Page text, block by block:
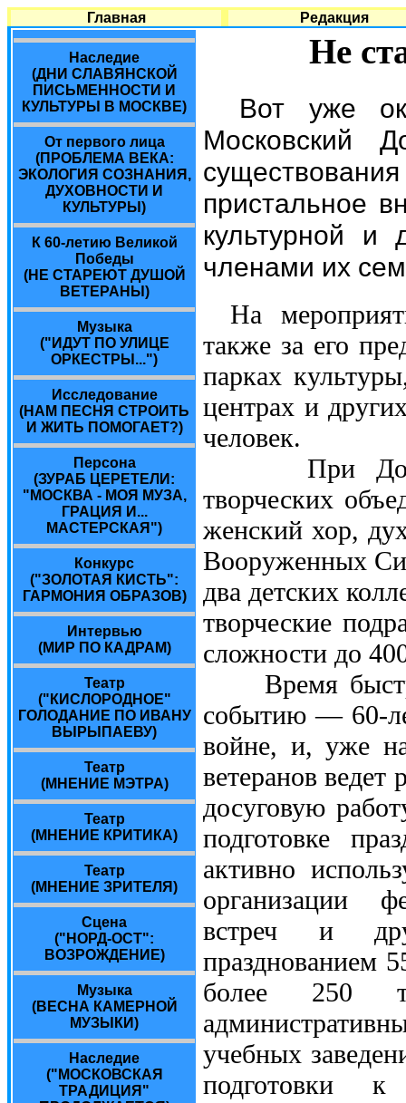
Главная Редакция
Наследие
(ДНИ СЛАВЯНСКОЙ
ПИСЬМЕННОСТИ И
КУЛЬТУРЫ В МОСКВЕ)
От первого лица
(ПРОБЛЕМА ВЕКА:
ЭКОЛОГИЯ СОЗНАНИЯ,
ДУХОВНОСТИ И
КУЛЬТУРЫ)
К 60-летию Великой
Победы
(НЕ СТАРЕЮТ ДУШОЙ
ВЕТЕРАНЫ)
Музыка
("ИДУТ ПО УЛИЦЕ
ОРКЕСТРЫ...")
Исследование
(НАМ ПЕСНЯ СТРОИТЬ
И ЖИТЬ ПОМОГАЕТ?)
Персона
(ЗУРАБ ЦЕРЕТЕЛИ:
"МОСКВА - МОЯ МУЗА,
ГРАЦИЯ И...
МАСТЕРСКАЯ")
Конкурс
("ЗОЛОТАЯ КИСТЬ":
ГАРМОНИЯ ОБРАЗОВ)
Интервью
(МИР ПО КАДРАМ)
Театр
("КИСЛОРОДНОЕ"
ГОЛОДАНИЕ ПО ИВАНУ
ВЫРЫПАЕВУ)
Театр
(МНЕНИЕ МЭТРА)
Театр
(МНЕНИЕ КРИТИКА)
Театр
(МНЕНИЕ ЗРИТЕЛЯ)
Сцена
("НОРД-ОСТ":
ВОЗРОЖДЕНИЕ)
Музыка
(ВЕСНА КАМЕРНОЙ
МУЗЫКИ)
Наследие
("МОСКОВСКАЯ
ТРАДИЦИЯ"
Не
Вот уже
Московский
пристальное
культурной и
членами их
На
также за его
парках
центрах и
человек.
При Доме
творческих
женский хор,
Вооруженных
два детских
творческие
сложности до
Время быстро
событию — 60-
войне, и, уже
ветеранов
досуговую
подготовке
активно
организации
встреч и
празднованием
более 250
учебных
подготовки